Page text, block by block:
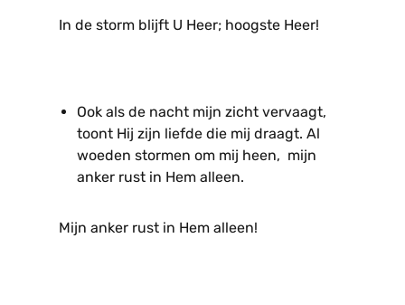
In de storm blijft U Heer; hoogste Heer!
Ook als de nacht mijn zicht vervaagt,
toont Hij zijn liefde die mij draagt. Al
woeden stormen om mij heen, mijn
anker rust in Hem alleen.
Mijn anker rust in Hem alleen!